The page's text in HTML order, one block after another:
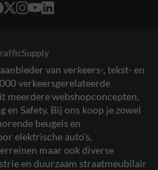
van verkeers-, tekst- en
verkeersgerelateerde
meerdere webshopconcepten,
Safety. Bij ons koop je zowel
beugels en
elektrische auto’s,
maar ook diverse
en duurzaam straatmeubilair